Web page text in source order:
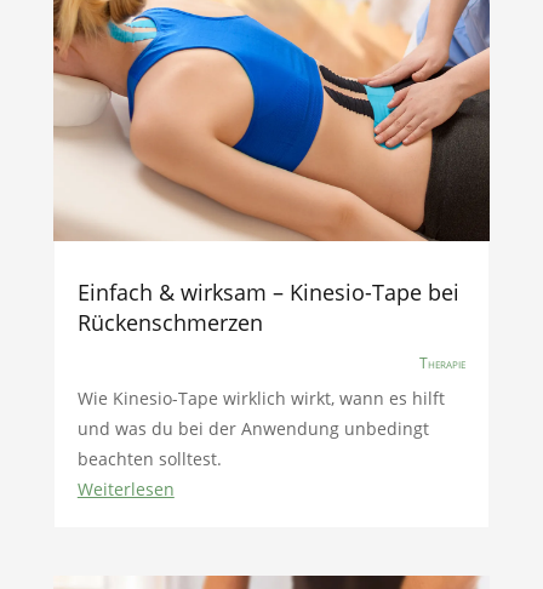
Einfach & wirksam – Kinesio-Tape bei
Rückenschmerzen
Therapie
Wie Kinesio-Tape wirklich wirkt, wann es hilft
und was du bei der Anwendung unbedingt
beachten solltest.
Weiterlesen